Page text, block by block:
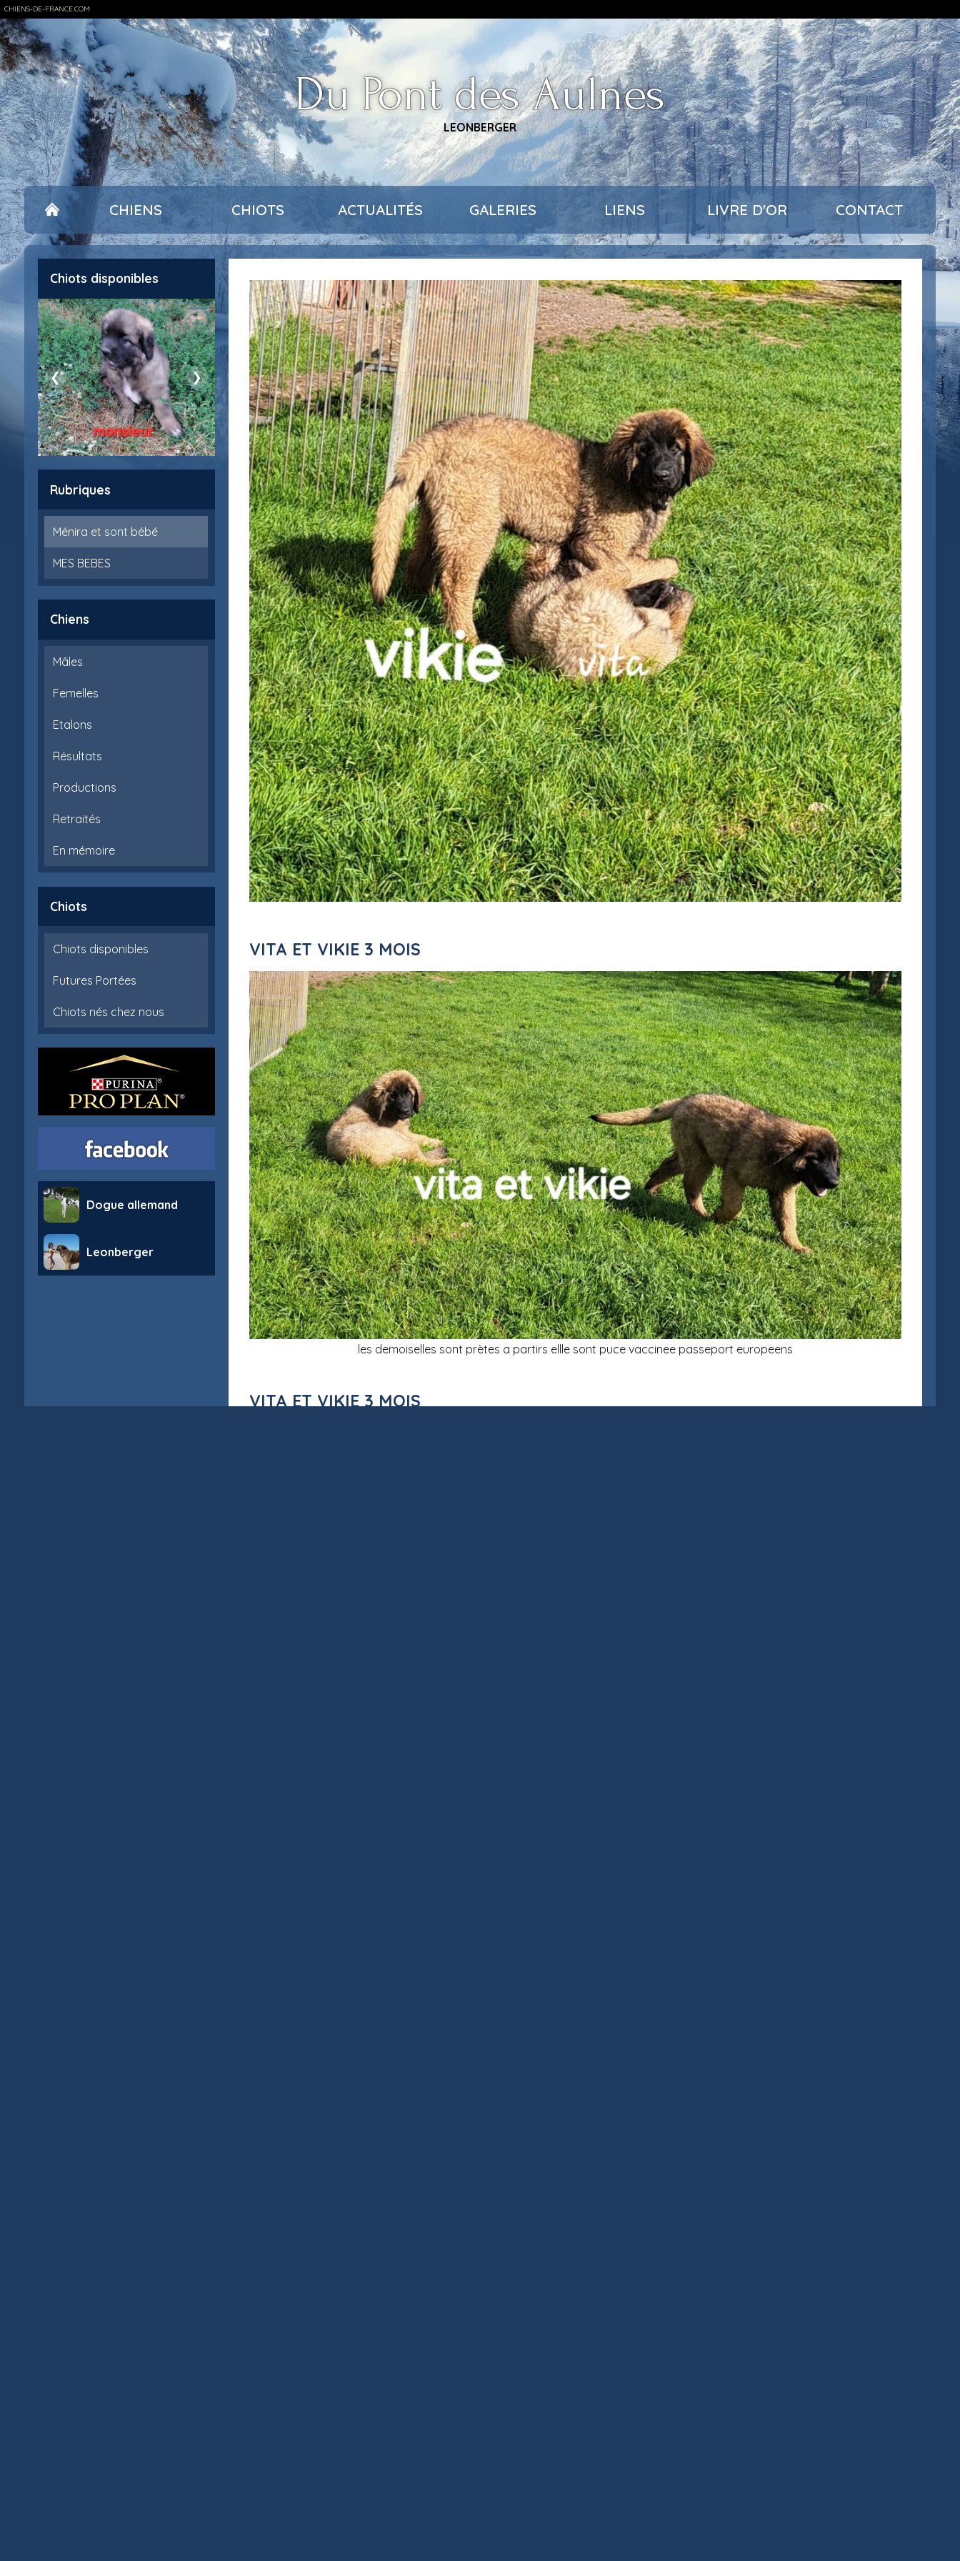
CHIENS-DE-FRANCE.COM
Du Pont des Aulnes
LEONBERGER
CHIENS CHIOTS ACTUALITÉS GALERIES LIENS LIVRE D'OR CONTACT
Chiots disponibles
❮ ❯
Rubriques
Ménira et sont bébé
MES BEBES
Chiens
Mâles
Femelles
Etalons
Résultats
Productions
Retraités
En mémoire
Chiots
Chiots disponibles
Futures Portées
Chiots nés chez nous
Dogue allemand
Leonberger
VITA ET VIKIE 3 MOIS
les demoiselles sont prètes a partirs ellle sont puce vaccinee passeport europeens
VITA ET VIKIE 3 MOIS